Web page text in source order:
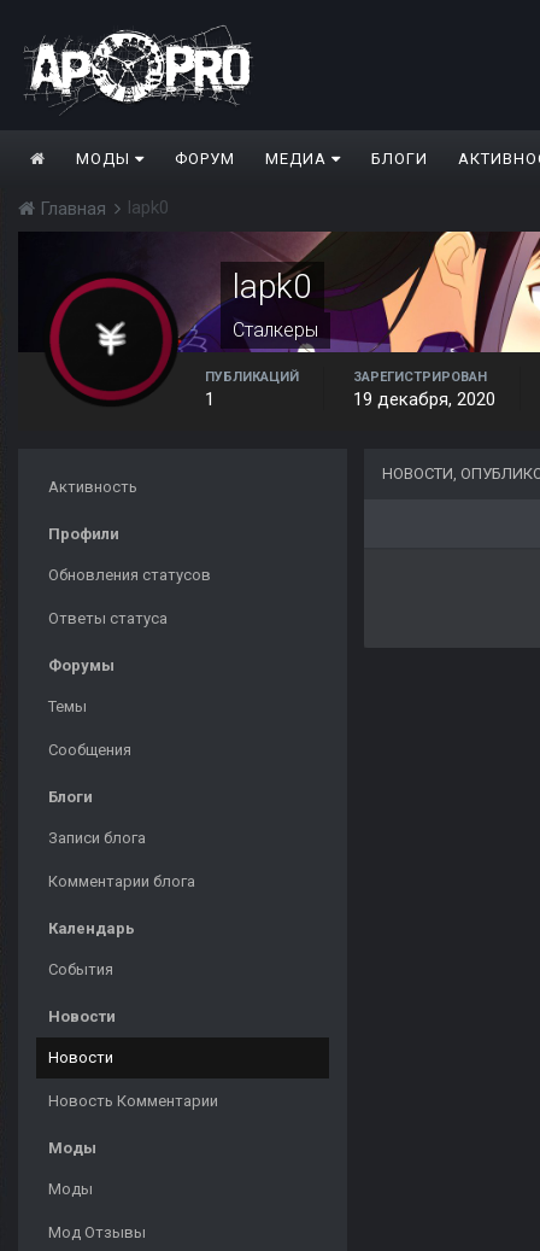
МОДЫ ФОРУМ МЕДИА БЛОГИ
Главная lapk0
lapk0
Сталкеры
ПУБЛИКАЦИЙ
1
ЗАРЕГИСТРИРОВАН
19 декабря, 2020
Активность
Профили
Обновления статусов
Ответы статуса
Форумы
Темы
Сообщения
Блоги
Записи блога
Комментарии блога
Календарь
События
Новости
Новости
Новость Комментарии
Моды
Моды
Мод Отзывы
НОВОСТИ,